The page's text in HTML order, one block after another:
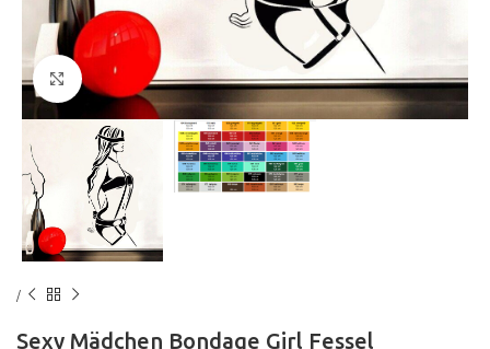
Klick zum Vergrößern
Sexy Mädchen Bondage Girl Fessel